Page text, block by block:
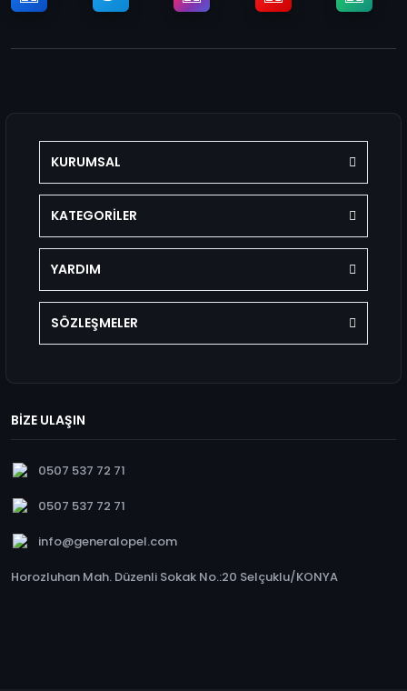
KURUMSAL
KATEGORİLER
YARDIM
SÖZLEŞMELER
BİZE ULAŞIN
0507 537 72 71
0507 537 72 71
info@generalopel.com
Horozluhan Mah. Düzenli Sokak No.:20 Selçuklu/KONYA